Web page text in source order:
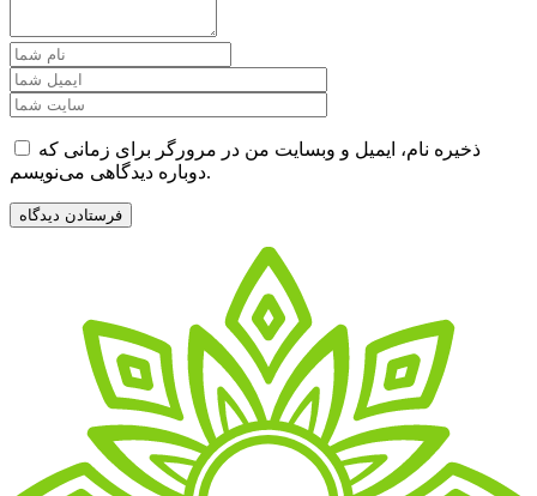
ذخیره نام، ایمیل و وبسایت من در مرورگر برای زمانی که
دوباره دیدگاهی می‌نویسم.